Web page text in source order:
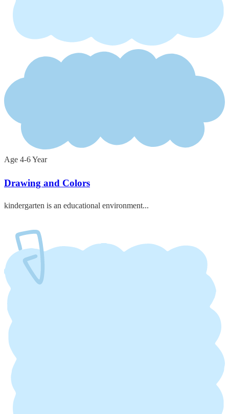
Age 4-6 Year
Drawing and Colors
kindergarten is an educational environment...